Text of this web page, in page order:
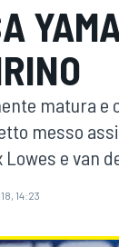
matura
messo
Lowes e van
14:23